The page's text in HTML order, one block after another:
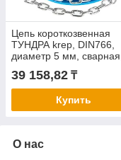
Цепь короткозвенная
ТУНДРА krep, DIN766,
диаметр 5 мм,
оцинкованная, 40 м
39 158,82 ₸
Купить
О нас